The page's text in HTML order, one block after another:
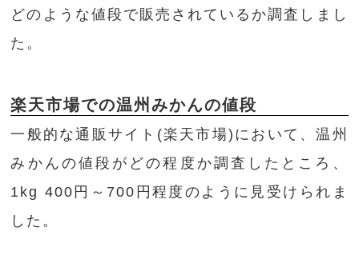
どのような値段で販売されているか調査しまし
た。
楽天市場での温州みかんの値段
一般的な通販サイト(楽天市場)において、温州
みかんの値段がどの程度か調査したところ、
1kg 400円～700円程度のように見受けられま
した。